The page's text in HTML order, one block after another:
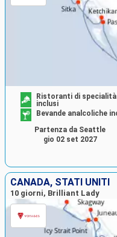
Ristoranti di specialità
inclusi
Bevande analcoliche
Partenza da Seattle
gio 02 set 2027
CANADA, STATI UNITI
10 giorni, Brilliant Lady